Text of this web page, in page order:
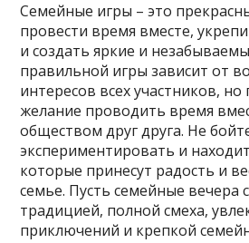
Семейные игры – это
провести время вместе,
и создать яркие и
правильной игры зависит от
интересов всех участников, но
желание проводить время
обществом друг друга. Не
экспериментировать и
которые принесут радость и
семье. Пусть семейные вечера
традицией, полной смеха,
приключений и крепкой